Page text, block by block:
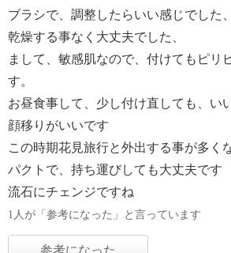
ブラシで、調整したらいい感じでした、
乾燥する事なく大丈夫でした、
まして、敏感肌なので、付けてもピリ
す。
お昼食事して、少し付け直しても、い
顔移りがいいです
この時期花見旅行と外出する事が多く
パクトで、持ち運びしても大丈夫です
流石にチェンジですね
1人が「参考になった」と言っています
参考になった